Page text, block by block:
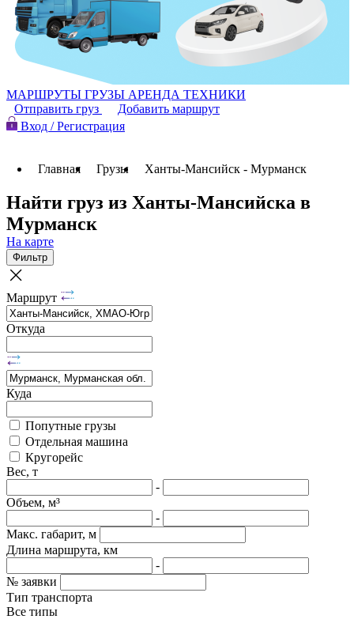
МАРШРУТЫ ГРУЗЫ АРЕНДА ТЕХНИКИ
Отправить груз
Добавить маршрут
Вход / Регистрация
Главная Грузы Ханты-Мансийск - Мурманск
Найти груз из Ханты-Мансийска в
Мурманск
На карте
Фильтр
Маршрут
Откуда
Куда
Попутные грузы
Отдельная машина
Кругорейс
Вес, т
-
Объем, м³
-
Макс. габарит, м
Длина маршрута, км
-
№ заявки
Тип транспорта
Все типы